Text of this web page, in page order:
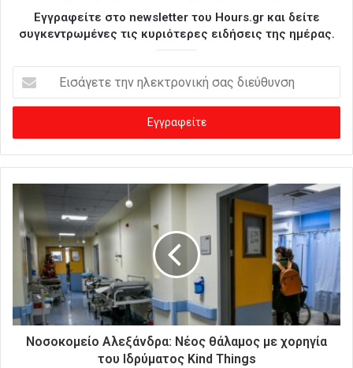
Εγγραφείτε στο newsletter του Hours.gr και δείτε
συγκεντρωμένες τις κυριότερες ειδήσεις της ημέρας.
σ
γ
ε
κ
τ
Νοσοκομείο Αλεξάνδρα: Νέος θάλαμος με χορηγία
του Ιδρύματος Kind Things